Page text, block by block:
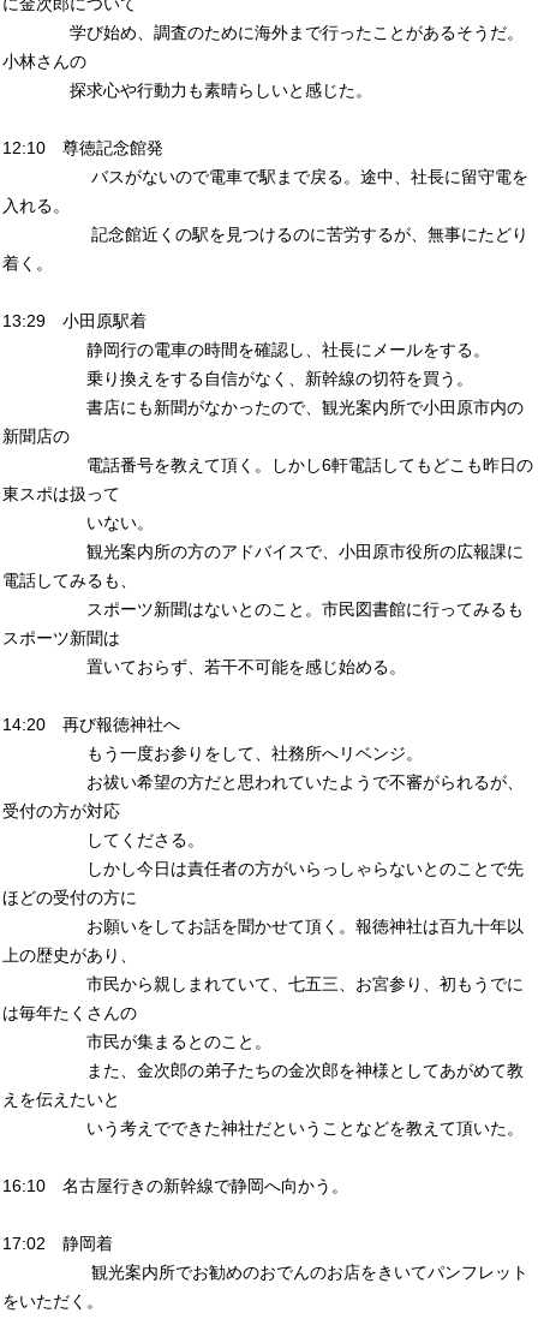
学び始め、調査のために海外まで行ったことがあるそうだ。
小林さんの
探求心や行動力も素晴らしいと感じた。
12:10 尊徳記念館発
バスがないので電車で駅まで戻る。途中、社長に留守電を
入れる。
記念館近くの駅を見つけるのに苦労するが、無事にたどり
着く。
13:29 小田原駅着
静岡行の電車の時間を確認し、社長にメールをする。
乗り換えをする自信がなく、新幹線の切符を買う。
書店にも新聞がなかったので、観光案内所で小田原市内の
新聞店の
電話番号を教えて頂く。しかし6軒電話してもどこも昨日の
東スポは扱って
いない。
観光案内所の方のアドバイスで、小田原市役所の広報課に
電話してみるも、
スポーツ新聞はないとのこと。市民図書館に行ってみるも
スポーツ新聞は
置いておらず、若干不可能を感じ始める。
14:20 再び報徳神社へ
もう一度お参りをして、社務所へリベンジ。
お祓い希望の方だと思われていたようで不審がられるが、
受付の方が対応
してくださる。
しかし今日は責任者の方がいらっしゃらないとのことで先
ほどの受付の方に
お願いをしてお話を聞かせて頂く。報徳神社は百九十年以
上の歴史があり、
市民から親しまれていて、七五三、お宮参り、初もうでに
は毎年たくさんの
市民が集まるとのこと。
また、金次郎の弟子たちの金次郎を神様としてあがめて教
えを伝えたいと
いう考えでできた神社だということなどを教えて頂いた。
16:10 名古屋行きの新幹線で静岡へ向かう。
17:02 静岡着
観光案内所でお勧めのおでんのお店をきいてパンフレット
をいただく。